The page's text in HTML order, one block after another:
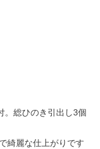
。総ひのき引出し3個
綺麗な仕上がりです